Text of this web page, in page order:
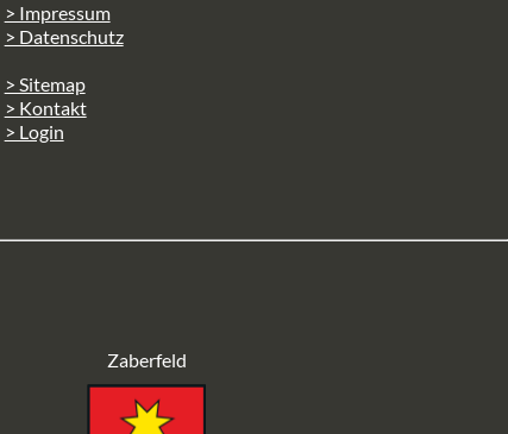
> Impressum
> Datenschutz
> Sitemap
> Kontakt
> Login
Zaberfeld